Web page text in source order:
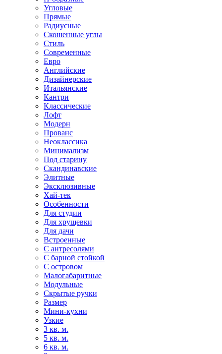
Угловые
Прямые
Радиусные
Скошенные углы
Стиль
Современные
Евро
Английские
Дизайнерские
Итальянские
Кантри
Классические
Лофт
Модерн
Прованс
Неоклассика
Минимализм
Под старину
Скандинавские
Элитные
Эксклюзивные
Хай-тек
Особенности
Для студии
Для хрущевки
Для дачи
Встроенные
С антресолями
С барной стойкой
С островом
Малогабаритные
Модульные
Скрытые ручки
Размер
Мини-кухни
Узкие
3 кв. м.
5 кв. м.
6 кв. м.